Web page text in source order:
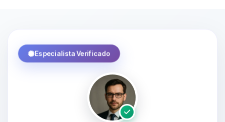
Especialista Verificado